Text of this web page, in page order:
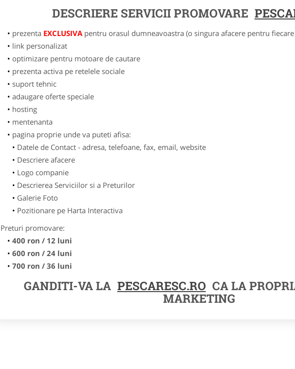
DESCRIERE SERVICII PROMOVARE
prezenta EXCLUSIVApentru orasul dumneavoastra (o singura afacere pentru
link personalizat
optimizare pentru motoare de cautare
prezenta activa pe retelele sociale
suport tehnic
adaugare oferte speciale
hosting
mentenanta
pagina proprie unde va puteti afisa:
Datele de Contact - adresa, telefoane, fax, email, website
Descriere afacere
Logo companie
Descrierea Serviciilor si a Preturilor
Galerie Foto
Pozitionare pe Harta Interactiva
Preturi promovare:
400 ron / 12 luni
600 ron / 24 luni
700 ron / 36 luni
GANDITI-VA LA PESCARESC.RO CA LA
MARKETING